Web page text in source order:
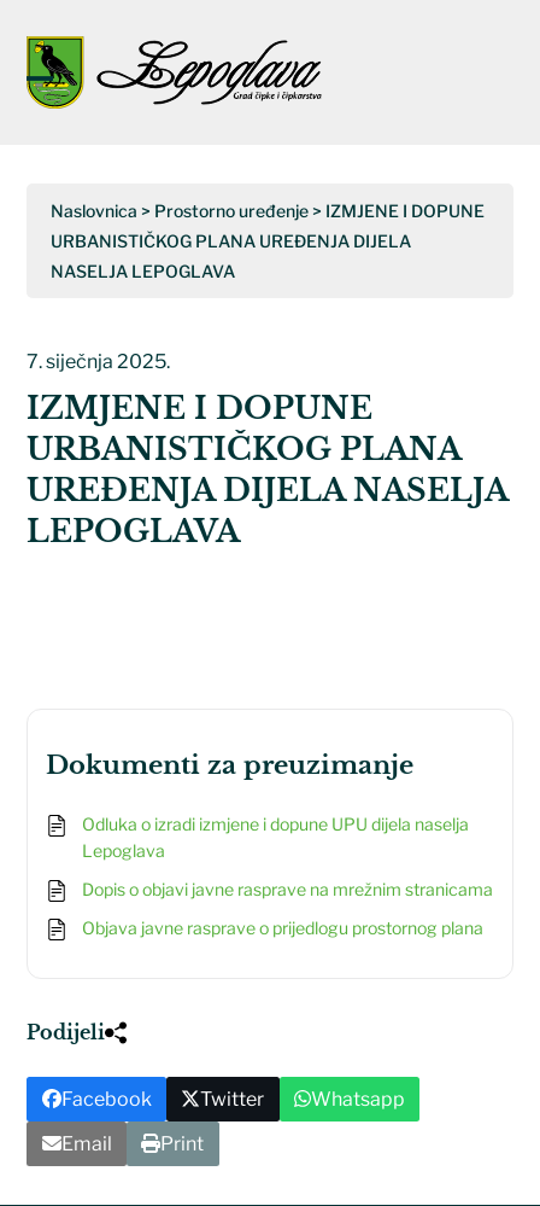
Ova
web
stranica
Open
Close
Naslovnica > Prostorno uređenje > IZMJENE I DOPUNE
URBANISTIČKOG PLANA UREĐENJA DIJELA
NASELJA LEPOGLAVA
7. siječnja 2025.
IZMJENE I DOPUNE
URBANISTIČKOG PLANA
UREĐENJA DIJELA NASELJA
LEPOGLAVA
dokumenti za preuzimanje
Odluka o izradi izmjene i dopune UPU dijela naselja
Lepoglava
Dopis o objavi javne rasprave na mrežnim stranicama
Objava javne rasprave o prijedlogu prostornog plana
Podijeli
Facebook Twitter
Whatsapp
Email
Print